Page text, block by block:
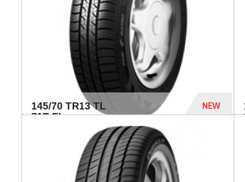
145/70 TR13 TL
71T FI...
NEW